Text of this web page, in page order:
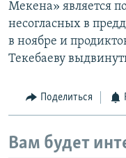
Мекена» является
несогласных в
в ноябре и
Текебаеву
Поделиться
Вам будет